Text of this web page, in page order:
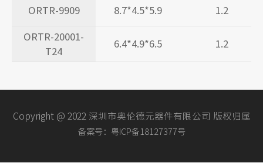
ORTR-9909 8.7*4.5*5.9 1.2
ORTR-20001-
T24
6.4*4.9*6.5 1.2
Copyright @ 2022 深圳市奥伦德元器件有限公司 版权归属
备案号：粤ICP备18127377号